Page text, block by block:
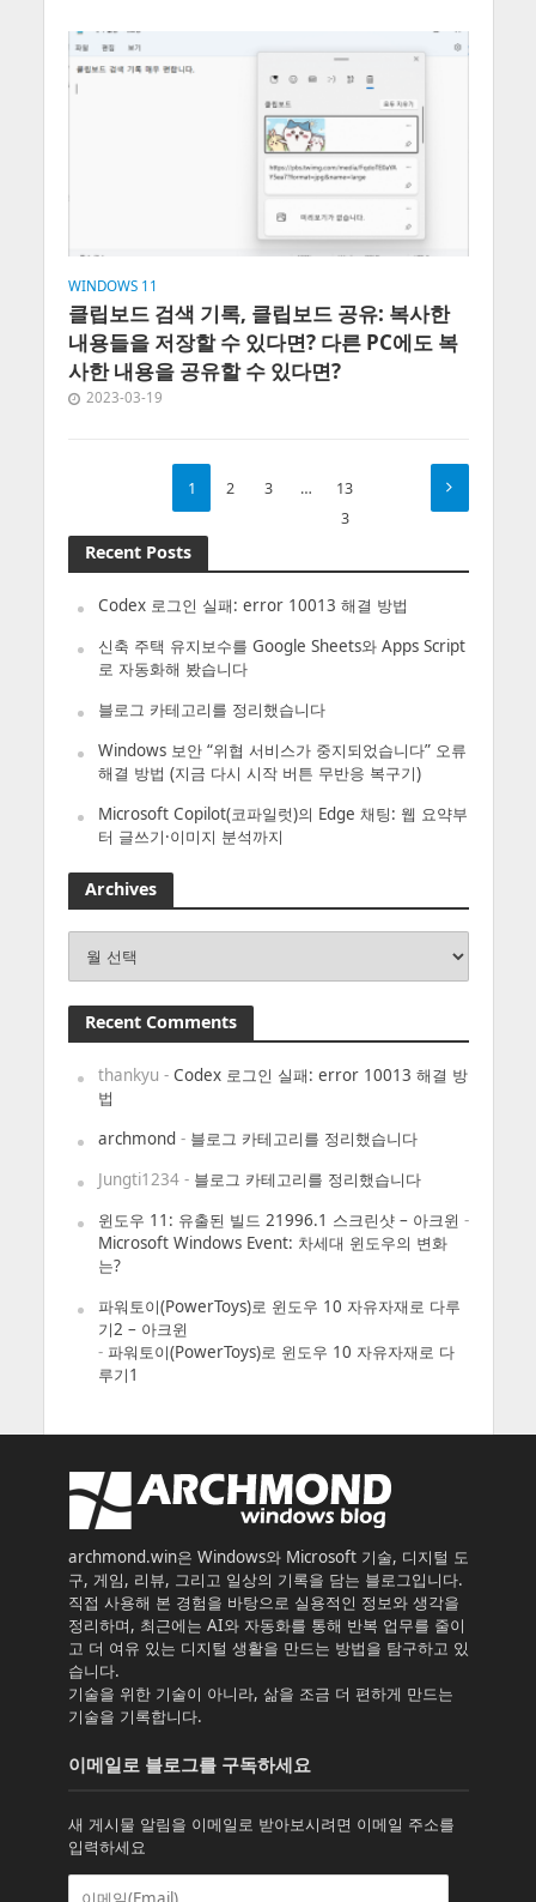
WINDOWS 11
클립보드 검색 기록, 클립보드 공유: 복사한
내용들을 저장할 수 있다면? 다른 PC에도 복
사한 내용을 공유할 수 있다면?
2023-03-19
1 2 3 …
13
3
Recent Posts
Codex 로그인 실패: error 10013 해결 방법
신축 주택 유지보수를 Google Sheets와 Apps Script
로 자동화해 봤습니다
블로그 카테고리를 정리했습니다
Windows 보안 “위협 서비스가 중지되었습니다” 오류
해결 방법 (지금 다시 시작 버튼 무반응 복구기)
Microsoft Copilot(코파일럿)의 Edge 채팅: 웹 요약부
터 글쓰기·이미지 분석까지
Archives
Recent Comments
thankyu - Codex 로그인 실패: error 10013 해결 방
법
archmond- 블로그 카테고리를 정리했습니다
Jungti1234- 블로그 카테고리를 정리했습니다
윈도우 11: 유출된 빌드 21996.1 스크린샷 – 아크윈 -
Microsoft Windows Event: 차세대 윈도우의 변화
는?
파워토이(PowerToys)로 윈도우 10 자유자재로 다루
기2 – 아크윈
- 파워토이(PowerToys)로 윈도우 10 자유자재로 다
루기1
archmond.win은 Windows와 Microsoft 기술, 디지털 도
구, 게임, 리뷰, 그리고 일상의 기록을 담는 블로그입니다.
직접 사용해 본 경험을 바탕으로 실용적인 정보와 생각을
정리하며, 최근에는 AI와 자동화를 통해 반복 업무를 줄이
고 더 여유 있는 디지털 생활을 만드는 방법을 탐구하고 있
습니다.
기술을 위한 기술이 아니라, 삶을 조금 더 편하게 만드는
기술을 기록합니다.
이메일로 블로그를 구독하세요
새 게시물 알림을 이메일로 받아보시려면 이메일 주소를
입력하세요